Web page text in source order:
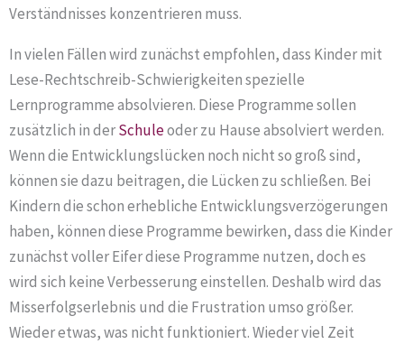
Verständnisses konzentrieren muss.
In vielen Fällen wird zunächst empfohlen, dass Kinder mit
Lese-Rechtschreib-Schwierigkeiten spezielle
Lernprogramme absolvieren. Diese Programme sollen
zusätzlich in derSchuleoder zu Hause absolviert werden.
Wenn die Entwicklungslücken noch nicht so groß sind,
können sie dazu beitragen, die Lücken zu schließen. Bei
Kindern die schon erhebliche Entwicklungsverzögerungen
haben, können diese Programme bewirken, dass die Kinder
zunächst voller Eifer diese Programme nutzen, doch es
wird sich keine Verbesserung einstellen. Deshalb wird das
Misserfolgserlebnis und die Frustration umso größer.
Wieder etwas, was nicht funktioniert. Wieder viel Zeit